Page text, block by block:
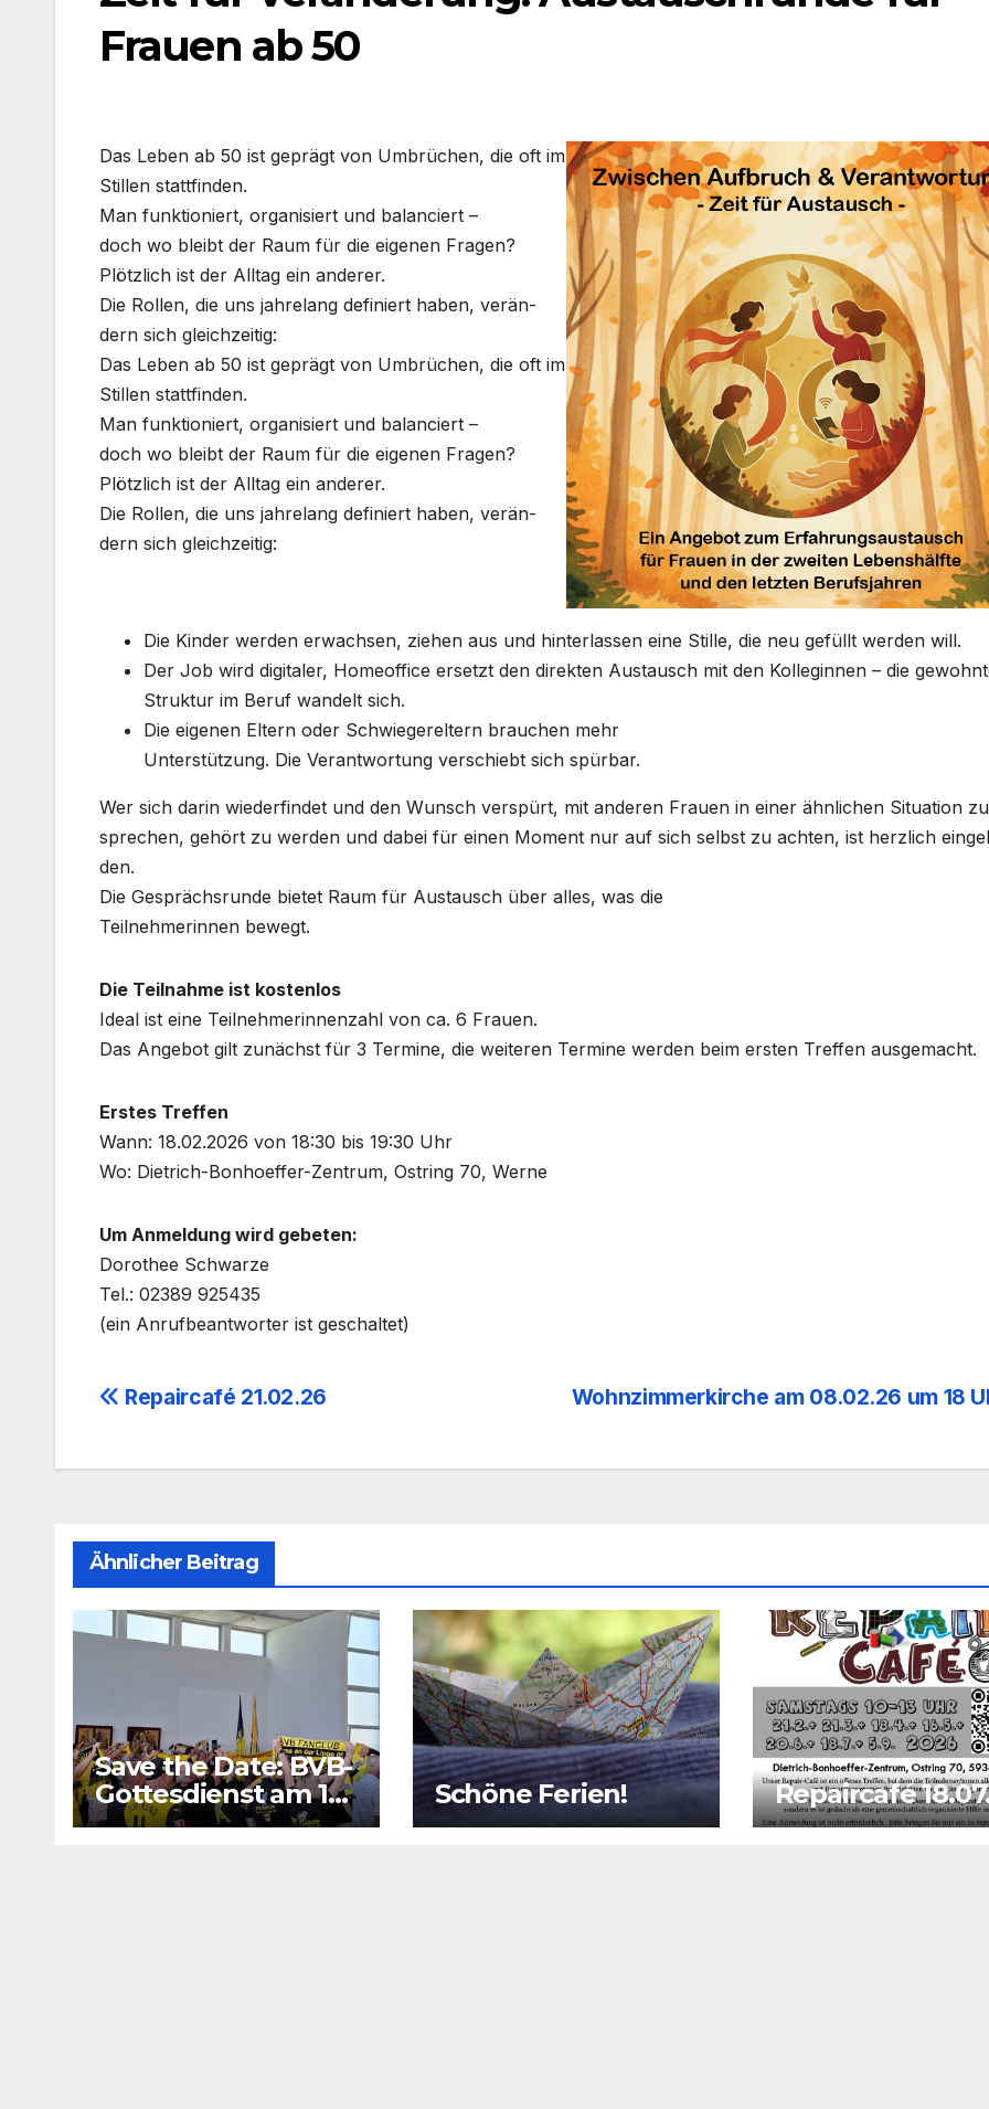
Frauen ab 50
Das Leben ab 50 ist geprägt von Umbrü­chen, die oft im
Stil­len statt­fin­den.
Man funk­tio­niert, orga­ni­siert und balan­ciert –
doch wo bleibt der Raum für die eige­nen Fra­gen?
Plötz­lich ist der All­tag ein ande­rer.
Die Rol­len, die uns jah­re­lang defi­niert haben, ver­än­
dern sich gleich­zei­tig:
Das Leben ab 50 ist geprägt von Umbrü­chen, die oft im
Stil­len statt­fin­den.
Man funk­tio­niert, orga­ni­siert und balan­ciert –
doch wo bleibt der Raum für die eige­nen Fra­gen?
Plötz­lich ist der All­tag ein ande­rer.
Die Rol­len, die uns jah­re­lang defi­niert haben, ver­än­
dern sich gleich­zei­tig:
Die Kin­der wer­den erwach­sen, zie­hen aus und hin­ter­las­sen eine Stil­le, die neu gefüllt wer­den will.
Der Job wird digi­ta­ler, Home­of­fice ersetzt den direk­ten Aus­tausch mit den Kol­le­gin­nen – die
Struk­tur im Beruf wan­delt sich.
Die eige­nen Eltern oder Schwie­ger­el­tern brau­chen mehr
Unter­stüt­zung. Die Ver­ant­wor­tung ver­schiebt sich spür­bar.
Wer sich dar­in wie­der­fin­det und den Wunsch ver­spürt, mit ande­ren Frau­en in einer ähn­li­chen Situa­ti­on zu
spre­chen, gehört zu wer­den und dabei für einen Moment nur auf sich selbst zu ach­ten, ist herz­lich
den.
Die Gesprächs­run­de bie­tet Raum für Aus­tausch über alles, was die
Teil­neh­me­rin­nen bewegt.
Die Teil­nah­me ist kos­ten­los
Ide­al ist eine Teil­neh­me­rin­nen­zahl von ca. 6 Frau­en.
Das Ange­bot gilt zunächst für 3 Ter­mi­ne, die wei­te­ren Ter­mi­ne wer­den beim ers­ten Tref­fen aus­ge­macht.
Ers­tes Tref­fen
Wann: 18.02.2026 von 18:30 bis 19:30 Uhr
Wo: Dietrich-Bonhoeffer-Zentrum, Ost­ring 70, Wer­ne
Um Anmel­dung wird gebe­ten:
Doro­thee Schwar­ze
Tel.: 02389 925435
(ein Anruf­be­ant­wor­ter ist geschal­tet)
Beitragsnavigation Wohnzimmerkirche am 08.02.26 um 18
Repaircafé 21.02.26
Ähnlicher Beitrag
Save the Date: BVB-
Gottesdienst am 16.
August 2026
Schöne Ferien! Repaircafé